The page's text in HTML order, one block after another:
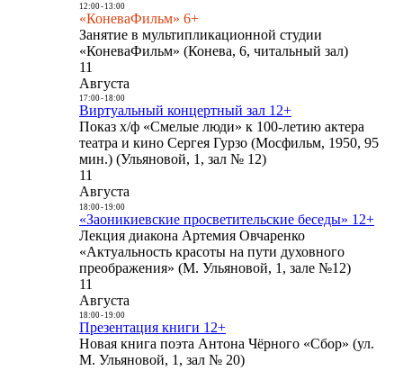
12:00- 13:00
«КоневаФильм» 6+
Занятие в мультипликационной студии
«КоневаФильм» (Конева, 6, читальный зал)
11
Августа
17:00- 18:00
Виртуальный концертный зал 12+
Показ х/ф «Смелые люди» к 100-летию актера
театра и кино Сергея Гурзо (Мосфильм, 1950, 95
мин.) (Ульяновой, 1, зал № 12)
11
Августа
18:00- 19:00
«Заоникиевские просветительские беседы» 12+
Лекция диакона Артемия Овчаренко
«Актуальность красоты на пути духовного
преображения» (М. Ульяновой, 1, зале №12)
11
Августа
18:00- 19:00
Презентация книги 12+
Новая книга поэта Антона Чёрного «Сбор» (ул.
М. Ульяновой, 1, зал № 20)